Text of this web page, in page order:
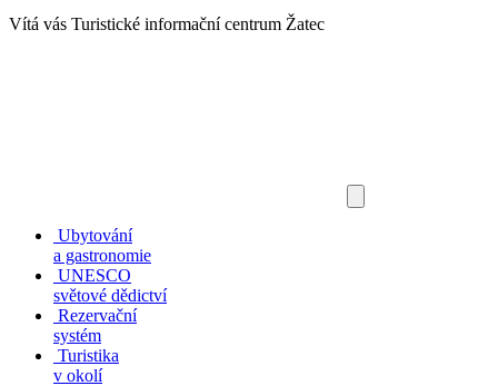
Vítá vás Turistické informační centrum Žatec
Ubytování
a gastronomie
UNESCO
světové dědictví
Rezervační
systém
Turistika
v okolí